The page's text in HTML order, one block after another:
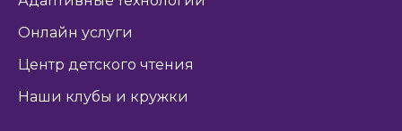
Онлайн услуги
Центр детского чтения
Наши клубы и кружки